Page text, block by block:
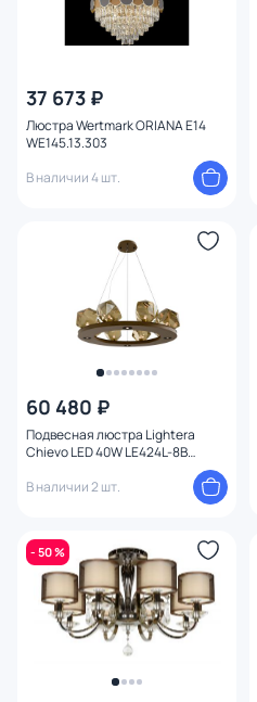
37 673 ₽
Люстра Wertmark ORIANA E14
WE145.13.303
В наличии 4 шт.
60 480 ₽
Подвесная люстра Lightera
Chievo LED 40W LE424L-8B
В наличии 2 шт.
- 50 %